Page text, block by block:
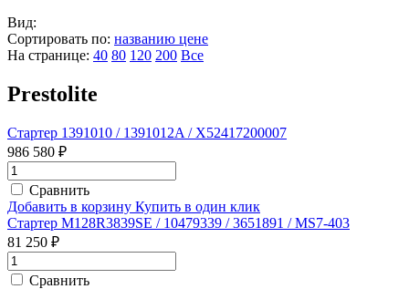
Вид:
Сортировать по: названию цене
На странице: 40 80 120 200 Все
Prestolite
Стартер 1391010 / 1391012A / X52417200007
986 580 ₽
Сравнить
Добавить в корзину Купить в один клик
Стартер M128R3839SE / 10479339 / 3651891 / MS7-403
81 250 ₽
Сравнить